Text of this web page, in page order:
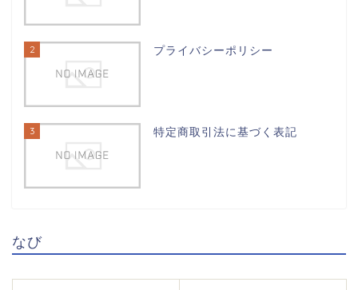
2 プライバシーポリシー
3 特定商取引法に基づく表記
なび